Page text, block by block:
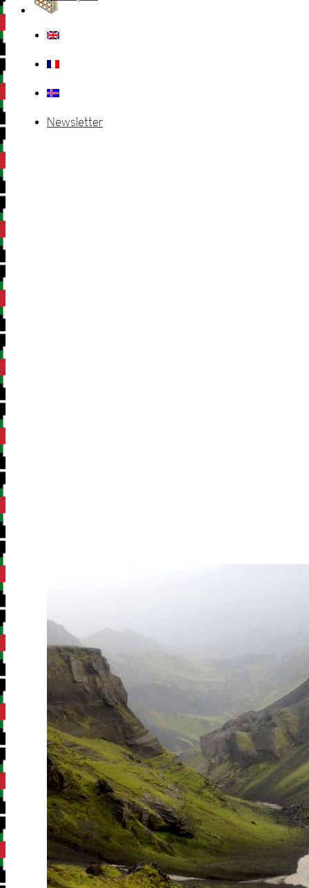
Newsletter